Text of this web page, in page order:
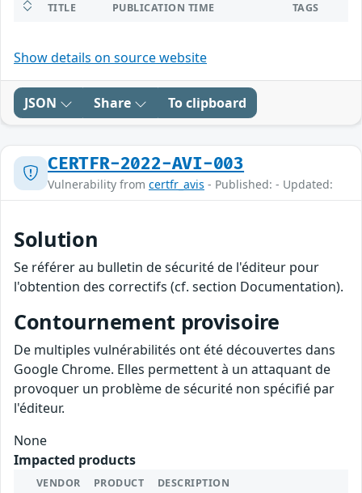
TITLE PUBLICATION TIME TAGS
Show details on source website
JSON Share To clipboard
CERTFR-2022-AVI-003
Vulnerability from certfr_avis - Published: - Updated:
Solution
Se référer au bulletin de sécurité de l'éditeur pour
l'obtention des correctifs (cf. section Documentation).
Contournement provisoire
De multiples vulnérabilités ont été découvertes dans
Google Chrome. Elles permettent à un attaquant de
provoquer un problème de sécurité non spécifié par
l'éditeur.
None
Impacted products
VENDOR PRODUCT DESCRIPTION